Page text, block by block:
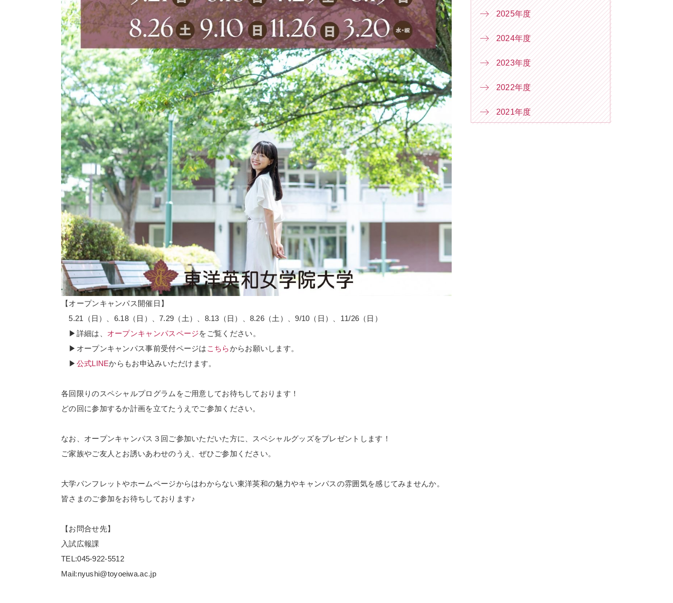
【オープンキャンパス開催日】
5.21（日）、6.18（日）、7.29（土）、8.13（日）、8.26（土）、9/10（日）、11/26（日）
▶詳細は、 オープンキャンパスページをご覧ください。
▶オープンキャンパス事前受付ページは こちらからお願いします。
▶ 公式LINEからもお申込みいただけます。
各回限りのスペシャルプログラムをご用意してお待ちしております！
どの回に参加するか計画を立てたうえでご参加ください。
なお、オープンキャンパス３回ご参加いただいた方に、スペシャルグッズをプレゼントします！
ご家族やご友人とお誘いあわせのうえ、ぜひご参加ください。
大学パンフレットやホームページからはわからない東洋英和の魅力やキャンパスの雰囲気を感じてみませんか。
皆さまのご参加をお待ちしております♪
【お問合せ先】
入試広報課
TEL:045-922-5512
Mail:nyushi@toyoeiwa.ac.jp
2025年度
2024年度
2023年度
2022年度
2021年度